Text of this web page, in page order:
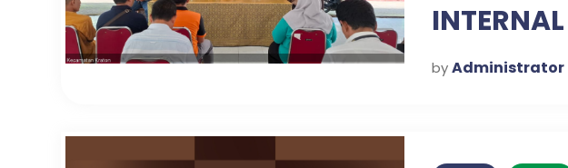
KRATON
by Administrator